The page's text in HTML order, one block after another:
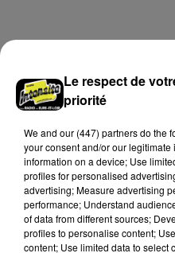
LE GRAND
Le respect de
priorité
We and our (447) partnersdo the
your consent and/or our
information on a device; Use
profiles for personalised
advertising; Measure advertising
performance; Understand
of data from different sources;
profiles to personalise content;
content; Use limited data to select